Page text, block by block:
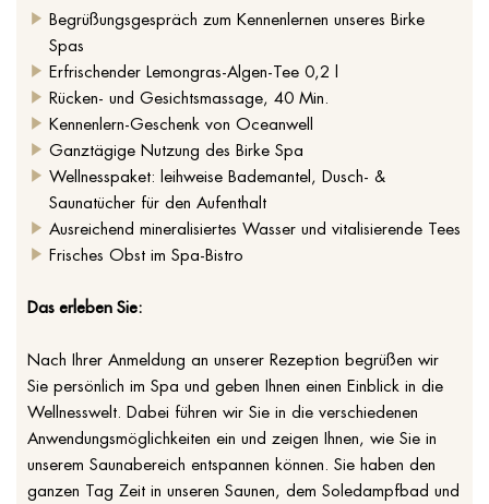
Begrüßungsgespräch zum Kennenlernen unseres Birke
Spas
Erfrischender Lemongras-Algen-Tee 0,2 l
Rücken- und Gesichtsmassage, 40 Min.
Kennenlern-Geschenk von Oceanwell
Ganztägige Nutzung des Birke Spa
Wellnesspaket: leihweise Bademantel, Dusch- &
Saunatücher für den Aufenthalt
Ausreichend mineralisiertes Wasser und vitalisierende Tees
Frisches Obst im Spa-Bistro
Das erleben Sie:
Nach Ihrer Anmeldung an unserer Rezeption begrüßen wir
Sie persönlich im Spa und geben Ihnen einen Einblick in die
Wellnesswelt. Dabei führen wir Sie in die verschiedenen
Anwendungsmöglichkeiten ein und zeigen Ihnen, wie Sie in
unserem Saunabereich entspannen können. Sie haben den
ganzen Tag Zeit in unseren Saunen, dem Soledampfbad und